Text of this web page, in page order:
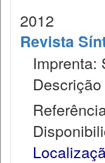
2012
Revista
Imprenta: